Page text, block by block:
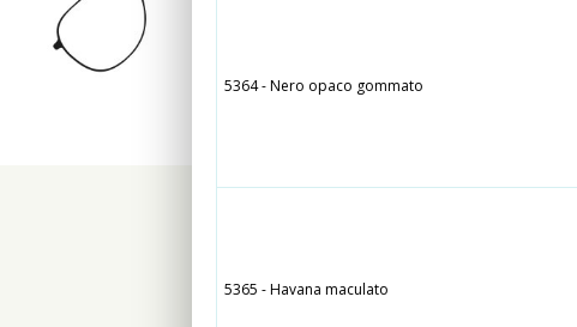
5364 - Nero opaco gommato
5365 - Havana maculato